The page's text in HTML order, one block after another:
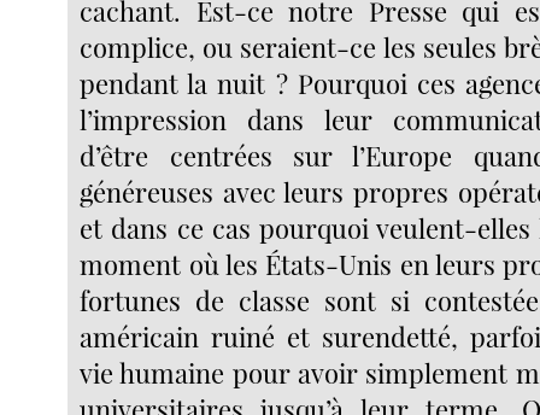
cachant. Est-ce notre Presse qui
complice, ou seraient-ce les seules
pendant la nuit ? Pourquoi ces
l’impression dans leur
d’être centrées sur l’Europe
généreuses avec leurs propres
et dans ce cas pourquoi veulent-
moment où les États-Unis en leurs
fortunes de classe sont si
américain ruiné et surendetté,
vie humaine pour avoir simplement